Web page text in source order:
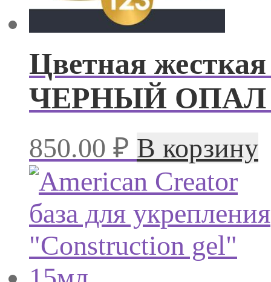
Цветная
ЧЕРНЫЙ ОПАЛ
850.00 ₽ В корзину